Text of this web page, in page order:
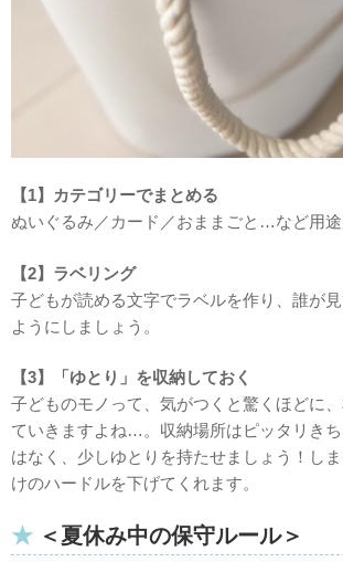
【1】カテゴリーでまとめる
ぬいぐるみ／カード／おままごと…など用途
【2】ラベリング
子どもが読める文字でラベルを作り、誰が
ようにしましょう。
【3】「ゆとり」を収納しておく
子どものモノって、気がつくと驚くほどに
ていきますよね…。 収納場所はピッタリき
はなく、少しゆとりを持たせましょう！し
けのハードルを下げてくれます。
＜夏休み中の保守ルール＞